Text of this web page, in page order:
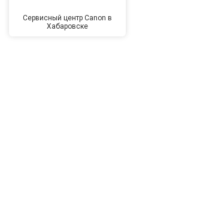
Сервисный центр Canon в
Хабаровске